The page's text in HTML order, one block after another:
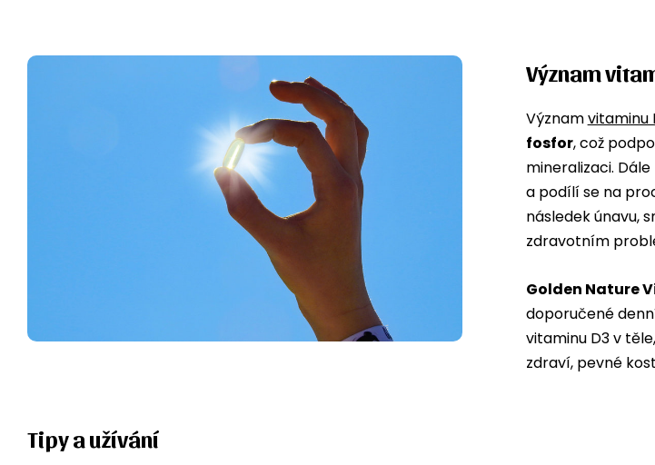
Význam
Významvitaminu
fosfor, což
mineralizaci.
a podílí se na
následek únavu,
zdravotním
Golden Nature
doporučené
vitaminu D3 v
zdraví, pevné
Tipy a užívání